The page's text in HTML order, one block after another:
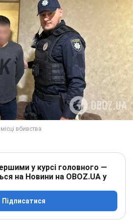
у курсі головного —
на Новини на OBOZ.UA у
Підписатися